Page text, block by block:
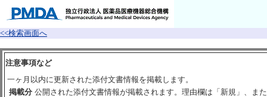
<<検索画面へ
注意事項など
一ヶ月以内に更新された添付文書情報を掲載します。
掲載分 公開された添付文書情報が掲載されます。理由欄は「新規」、ま